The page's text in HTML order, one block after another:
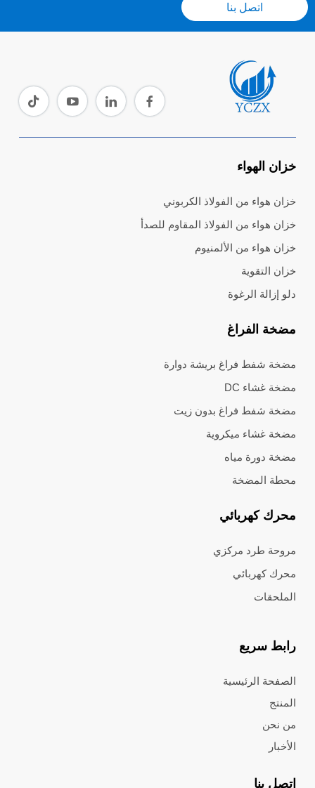
اتصل بنا
خزان الهواء
خزان هواء من الفولاذ الكربوني
خزان هواء من الفولاذ المقاوم للصدأ
خزان هواء من الألمنيوم
خزان التقوية
دلو إزالة الرغوة
مضخة الفراغ
مضخة شفط فراغ بريشة دوارة
مضخة غشاء DC
مضخة شفط فراغ بدون زيت
مضخة غشاء ميكروية
مضخة دورة مياه
محطة المضخة
محرك كهربائي
مروحة طرد مركزي
محرك كهربائي
الملحقات
رابط سريع
الصفحة الرئيسية
المنتج
من نحن
الأخبار
اتصل بنا